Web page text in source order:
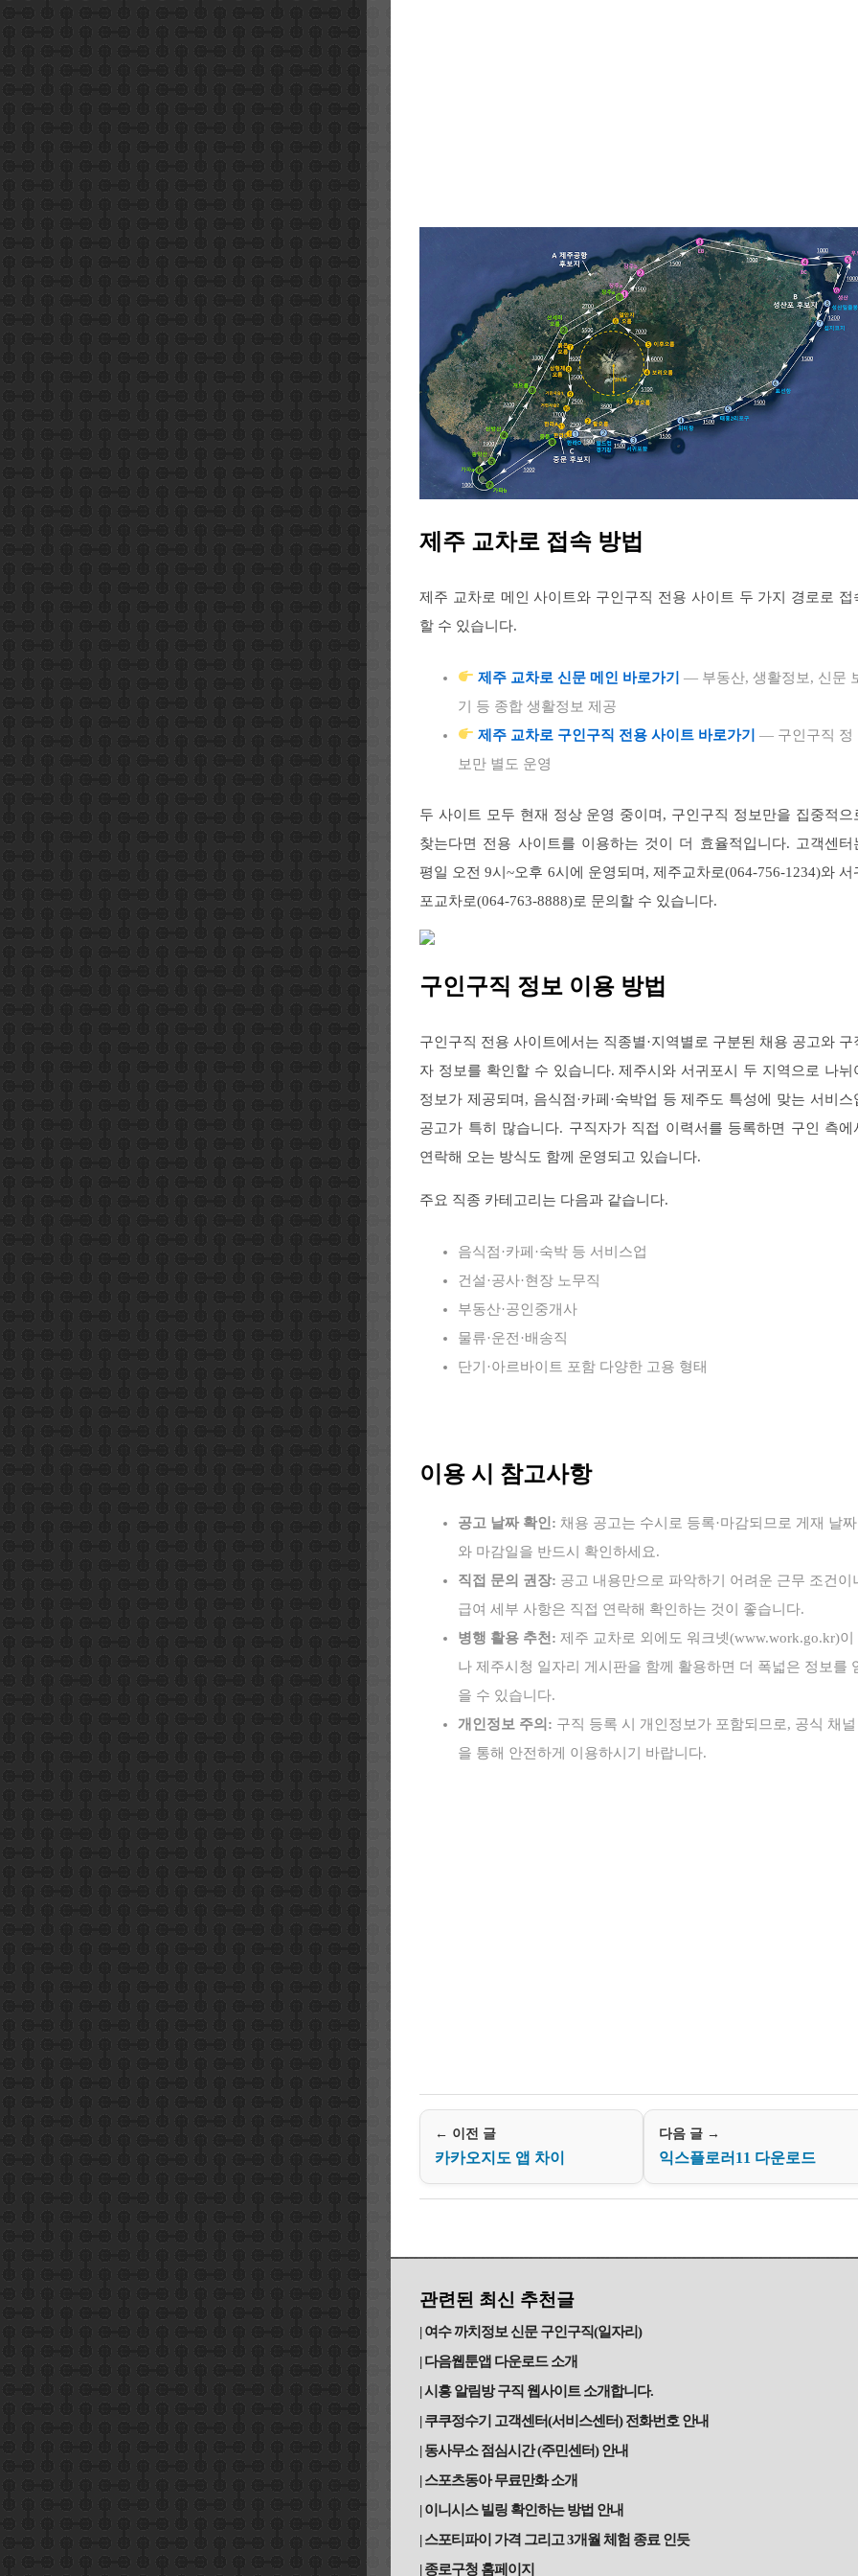
제주 교차로 접속 방법
제주 교차로 메인 사이트와 구인구직 전용 사이트 두 가지 경로로 접
할 수 있습니다.
제주 교차로 신문 메인 바로가기 — 부동산, 생활정보, 신문
기 등 종합 생활정보 제공
제주 교차로 구인구직 전용 사이트 바로가기 — 구인구직 정
보만 별도 운영
두 사이트 모두 현재 정상 운영 중이며, 구인구직 정보만을 집중적으
찾는다면 전용 사이트를 이용하는 것이 더 효율적입니다. 고객센터
평일 오전 9시~오후 6시에 운영되며, 제주교차로(064-756-1234)와 서
포교차로(064-763-8888)로 문의할 수 있습니다.
구인구직 정보 이용 방법
구인구직 전용 사이트에서는 직종별·지역별로 구분된 채용 공고와 구
자 정보를 확인할 수 있습니다. 제주시와 서귀포시 두 지역으로 나뉘
정보가 제공되며, 음식점·카페·숙박업 등 제주도 특성에 맞는 서비스
공고가 특히 많습니다. 구직자가 직접 이력서를 등록하면 구인 측에
연락해 오는 방식도 함께 운영되고 있습니다.
주요 직종 카테고리는 다음과 같습니다.
음식점·카페·숙박 등 서비스업
건설·공사·현장 노무직
부동산·공인중개사
물류·운전·배송직
단기·아르바이트 포함 다양한 고용 형태
이용 시 참고사항
공고 날짜 확인: 채용 공고는 수시로 등록·마감되므로 게재 날짜
와 마감일을 반드시 확인하세요.
직접 문의 권장: 공고 내용만으로 파악하기 어려운 근무 조건이
급여 세부 사항은 직접 연락해 확인하는 것이 좋습니다.
병행 활용 추천: 제주 교차로 외에도 워크넷(www.work.go.kr)이
나 제주시청 일자리 게시판을 함께 활용하면 더 폭넓은 정보를
을 수 있습니다.
개인정보 주의: 구직 등록 시 개인정보가 포함되므로, 공식 채널
을 통해 안전하게 이용하시기 바랍니다.
← 이전 글
카카오지도 앱 차이
다음 글 →
익스플로러11 다운로드
관련된 최신 추천글
여수 까치정보 신문 구인구직(일자리)
다음웹툰앱 다운로드 소개
시흥 알림방 구직 웹사이트 소개합니다.
쿠쿠정수기 고객센터(서비스센터) 전화번호 안내
동사무소 점심시간 (주민센터) 안내
스포츠동아 무료만화 소개
이니시스 빌링 확인하는 방법 안내
스포티파이 가격 그리고 3개월 체험 종료 인듯
종로구청 홈페이지